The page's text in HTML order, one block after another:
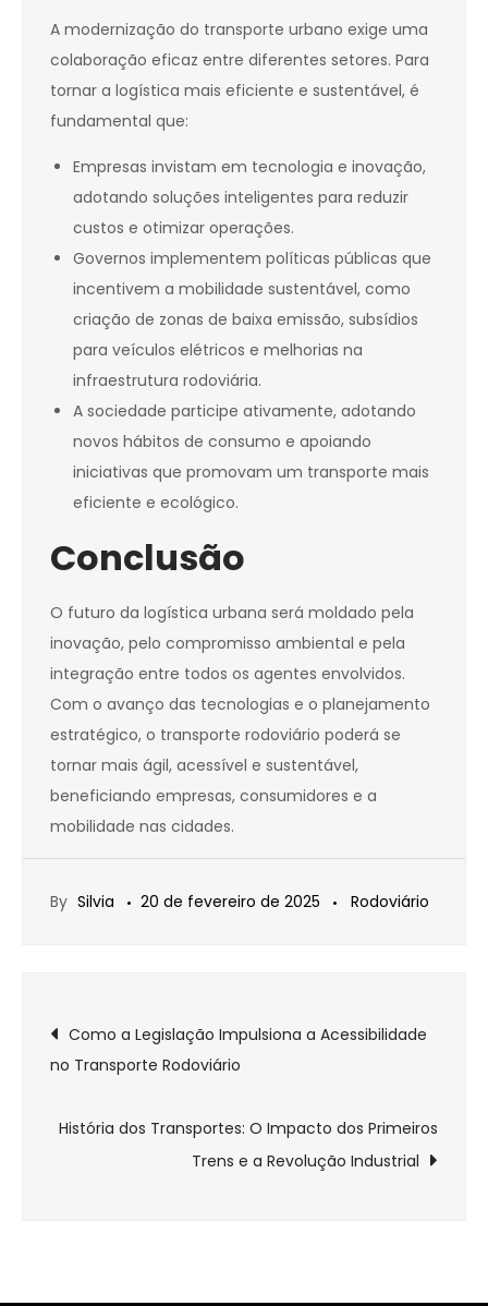
A modernização do transporte urbano exige uma
colaboração eficaz entre diferentes setores. Para
tornar a logística mais eficiente e sustentável, é
fundamental que:
Empresas invistam em tecnologia e inovação,
adotando soluções inteligentes para reduzir
custos e otimizar operações.
Governos implementem políticas públicas que
incentivem a mobilidade sustentável, como
criação de zonas de baixa emissão, subsídios
para veículos elétricos e melhorias na
infraestrutura rodoviária.
A sociedade participe ativamente, adotando
novos hábitos de consumo e apoiando
iniciativas que promovam um transporte mais
eficiente e ecológico.
Conclusão
O futuro da logística urbana será moldado pela
inovação, pelo compromisso ambiental e pela
integração entre todos os agentes envolvidos.
Com o avanço das tecnologias e o planejamento
estratégico, o transporte rodoviário poderá se
tornar mais ágil, acessível e sustentável,
beneficiando empresas, consumidores e a
mobilidade nas cidades.
By Silvia 20 de fevereiro de 2025 Rodoviário
Navegação
de
Post
Como a Legislação Impulsiona a Acessibilidade
no Transporte Rodoviário
História dos Transportes: O Impacto dos Primeiros
Trens e a Revolução Industrial